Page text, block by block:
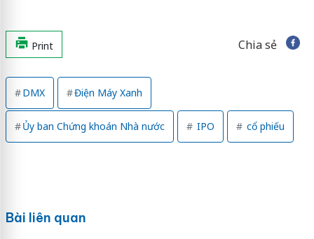
Print Chia sẻ
DMX Điện Máy Xanh
Ủy ban Chứng khoán Nhà nước IPO cổ phiếu
Bài liên quan